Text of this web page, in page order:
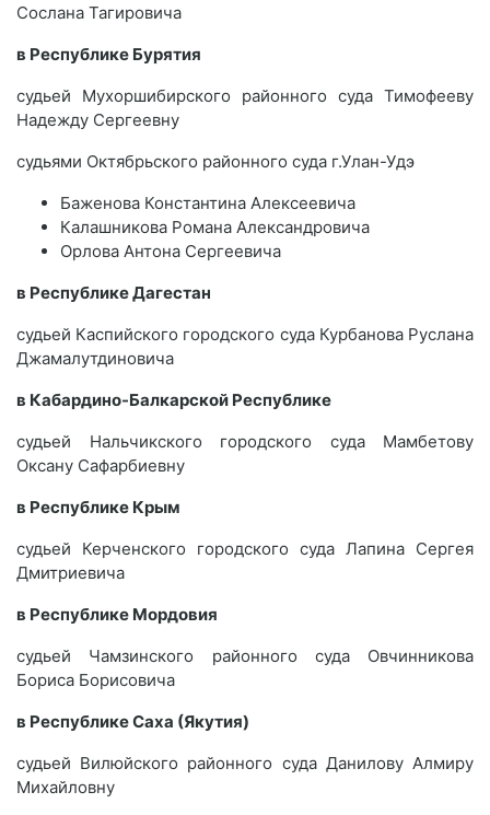
Сослана Тагировича
в Республике Бурятия
судьей Мухоршибирского районного суда Тимофееву
Надежду Сергеевну
судьями Октябрьского районного суда г.Улан-Удэ
Баженова Константина Алексеевича
Калашникова Романа Александровича
Орлова Антона Сергеевича
в Республике Дагестан
судьей Каспийского городского суда Курбанова Руслана
Джамалутдиновича
в Кабардино-Балкарской Республике
судьей Нальчикского городского суда Мамбетову
Оксану Сафарбиевну
в Республике Крым
судьей Керченского городского суда Лапина Сергея
Дмитриевича
в Республике Мордовия
судьей Чамзинского районного суда Овчинникова
Бориса Борисовича
в Республике Саха (Якутия)
судьей Вилюйского районного суда Данилову Алмиру
Михайловну